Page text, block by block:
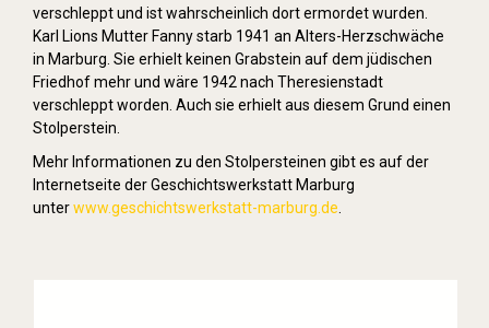
verschleppt und ist wahrscheinlich dort ermordet wurden.
Karl Lions Mutter Fanny starb 1941 an Alters-Herzschwäche
in Marburg. Sie erhielt keinen Grabstein auf dem jüdischen
Friedhof mehr und wäre 1942 nach Theresienstadt
verschleppt worden. Auch sie erhielt aus diesem Grund einen
Stolperstein.
Mehr Informationen zu den Stolpersteinen gibt es auf der
Internetseite der Geschichtswerkstatt Marburg
unterwww.geschichtswerkstatt-marburg.de